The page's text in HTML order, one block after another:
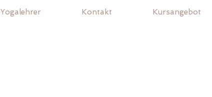
Yogalehrer Kontakt Kursangebot